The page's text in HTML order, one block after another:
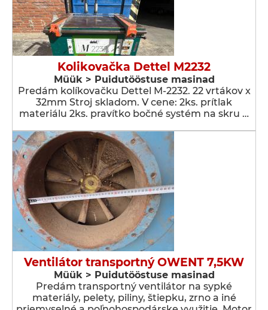
Kolikovačka Dettel M2232
Müük > Puidutööstuse masinad
Predám kolíkovačku Dettel M-2232. 22 vrtákov x
32mm Stroj skladom. V cene: 2ks. prítlak
materiálu 2ks. pravítko bočné systém na skru …
Ventilátor transportný OWENT 7,5KW
Müük > Puidutööstuse masinad
Predám transportný ventilátor na sypké
materiály, pelety, piliny, štiepku, zrno a iné